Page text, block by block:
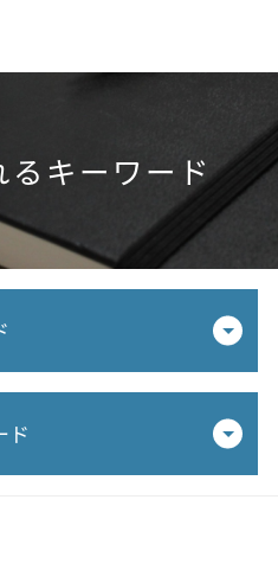
るキーワード
ド